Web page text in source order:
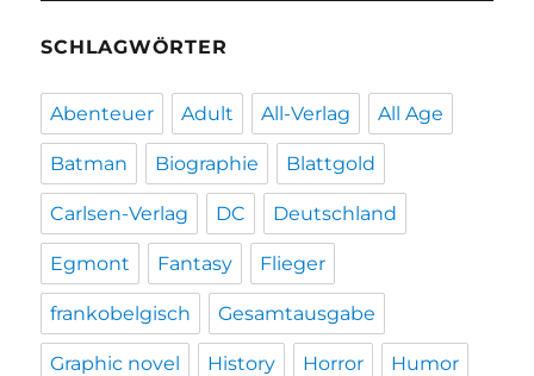
SCHLAGWÖRTER
Abenteuer Adult All-Verlag All Age
Batman Biographie Blattgold
Carlsen-Verlag DC Deutschland
Egmont Fantasy Flieger
frankobelgisch Gesamtausgabe
Graphic novel History Horror Humor